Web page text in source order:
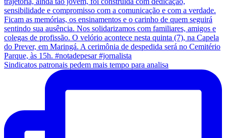
Sindicatos patronais pedem mais tempo para analisa